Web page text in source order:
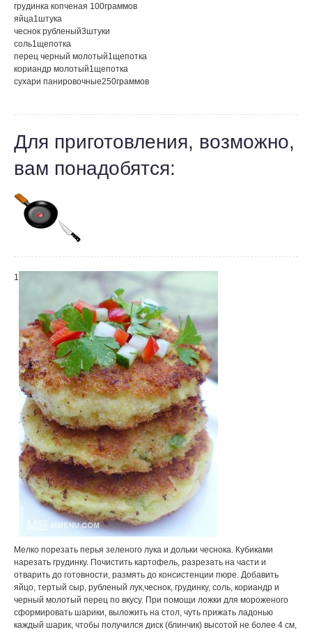
грудинка копченая 100граммов
яйца1штука
чеснок рубленый3штуки
соль1щепотка
перец черный молотый1щепотка
кориандр молотый1щепотка
сухари панировочные250граммов
Для приготовления, возможно,
вам понадобятся:
1
Мелко порезать перья зеленого лука и дольки чеснока. Кубиками
нарезать грудинку. Почистить картофель, разрезать на части и
отварить до готовности, размять до консистенции пюре. Добавить
яйцо, тертый сыр, рубленый лук,чеснок, грудинку, соль, кориандр и
черный молотый перец по вкусу. При помощи ложки для мороженого
сформировать шарики, выложить на стол, чуть прижать ладонью
каждый шарик, чтобы получился диск (блинчик) высотой не более 4 см,